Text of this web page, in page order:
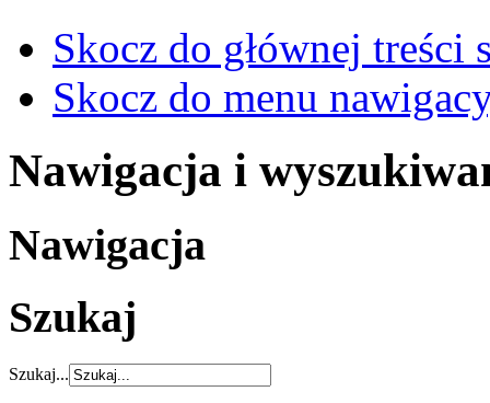
Skocz do głównej treści
Skocz do menu
Nawigacja i
Nawigacja
Szukaj
Szukaj...